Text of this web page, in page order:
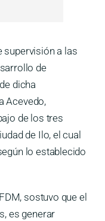
supervisión a las
de
dicha
Acevedo,
de los tres
de Ilo, el cual
lo establecido
sostuvo que el
es generar